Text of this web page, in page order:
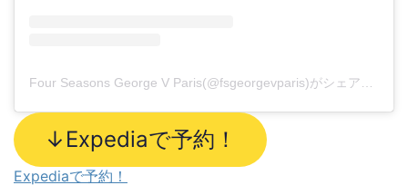
↓Expediaで予約！
Expediaで予約！